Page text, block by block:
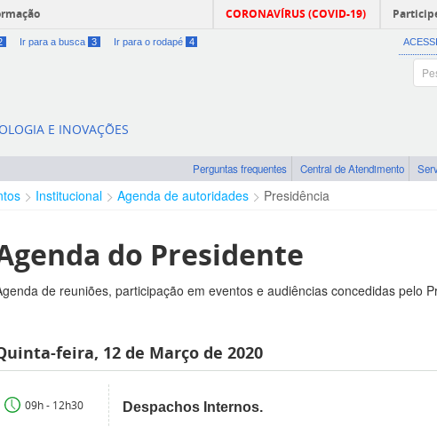
CORONAVÍRUS (COVID-19)
Ir para a busca 3 Ir para o rodapé 4
E INOVAÇÕES
Perguntas frequentes Central de Atendimento
Institucional Agenda de autoridades Presidência
do Presidente
de reuniões, participação em eventos e audiências concedidas pelo
feira, 12 de Março de 2020
09h - 12h30 Despachos Internos.